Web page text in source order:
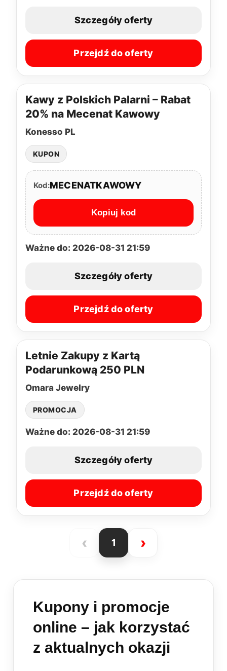
Szczegóły oferty
Przejdź do oferty
Kawy z Polskich Palarni – Rabat
20% na Mecenat Kawowy
Konesso PL
KUPON
Kod:MECENATKAWOWY
Kopiuj kod
Ważne do: 2026-08-31 21:59
Szczegóły oferty
Przejdź do oferty
Letnie Zakupy z Kartą
Podarunkową 250 PLN
Omara Jewelry
PROMOCJA
Ważne do: 2026-08-31 21:59
Szczegóły oferty
Przejdź do oferty
‹ 1 ›
Kupony i promocje
online – jak korzystać
z aktualnych okazji